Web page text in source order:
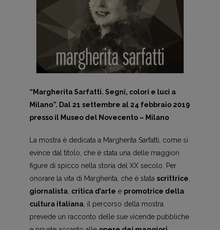
“Margherita Sarfatti. Segni, colori e luci a
Milano”. Dal 21 settembre al 24 febbraio 2019
presso il Museo del Novecento – Milano
La mostra è dedicata a Margherita Sarfatti, come si
evince dal titolo, che è stata una delle maggiori
figure di spicco nella storia del XX secolo. Per
onorare la vita di Margherita, che è stata scrittrice,
giornalista, critica d’arte e promotrice della
cultura italiana, il percorso della mostra
prevede un racconto delle sue vicende pubbliche